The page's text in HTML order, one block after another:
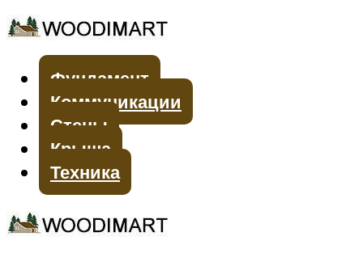
Фундамент
Коммуникации
Стены
Крыша
Техника
Меню